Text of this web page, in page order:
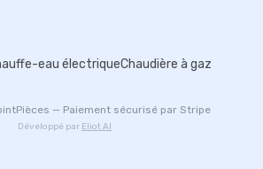
eau électriqueChaudière à gaz
— Paiement sécurisé par Stripe
Développé par Eliot AI